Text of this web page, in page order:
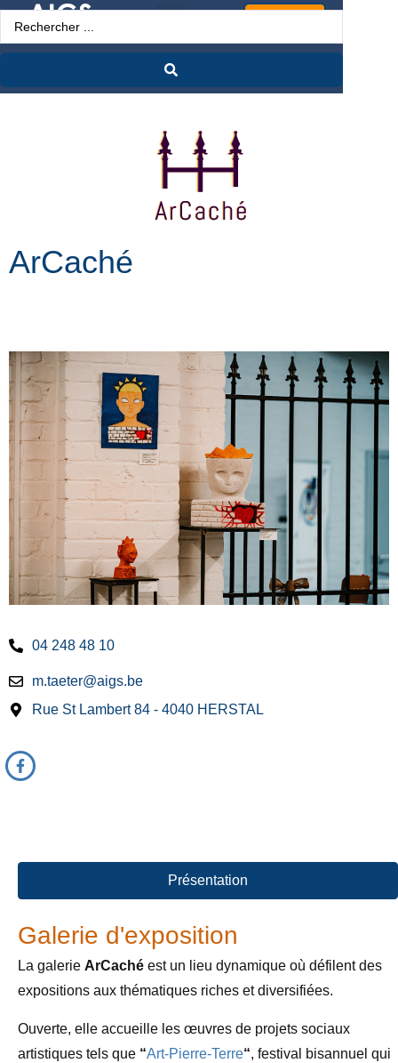
ArCaché
04 248 48 10
m.taeter@aigs.be
Rue St Lambert 84 - 4040 HERSTAL
Présentation
Galerie d'exposition
La galerie ArCaché est un lieu dynamique où défilent des
expositions aux thématiques riches et diversifiées.
Ouverte, elle accueille les œuvres de projets sociaux
artistiques tels que “Art-Pierre-Terre“, festival bisannuel qui